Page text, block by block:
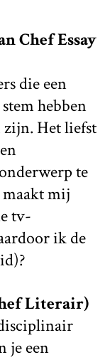
Chef Essay
die een
hebben
Het liefst
te
mij
tv-
ik de
Literair)
je een